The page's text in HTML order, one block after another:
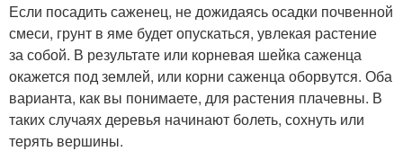
Если посадить саженец, не дожидаясь осадки почвенной
смеси, грунт в яме будет опускаться, увлекая растение
за собой. В результате или корневая шейка саженца
окажется под землей, или корни саженца оборвутся. Оба
варианта, как вы понимаете, для растения плачевны. В
таких случаях деревья начинают болеть, сохнуть или
терять вершины.